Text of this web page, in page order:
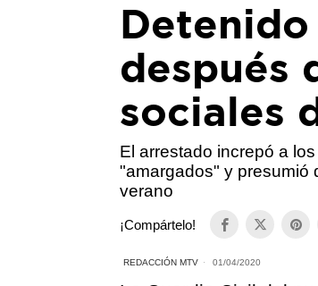
después
sociales
El arrestado increpó a
"amargados" y presumió
verano
¡Compártelo!
REDACCIÓN MTV 01/04/2020